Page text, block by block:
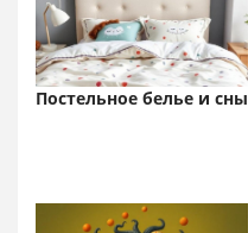
Постельное белье и сны